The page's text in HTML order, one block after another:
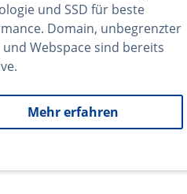
und SSD für beste
Domain, unbegrenzter
Webspace sind bereits
Mehr erfahren